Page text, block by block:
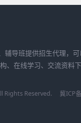
辅导班提供招生代理，
、在线学习、交流资料
Rights Reserved.
冀ICP备